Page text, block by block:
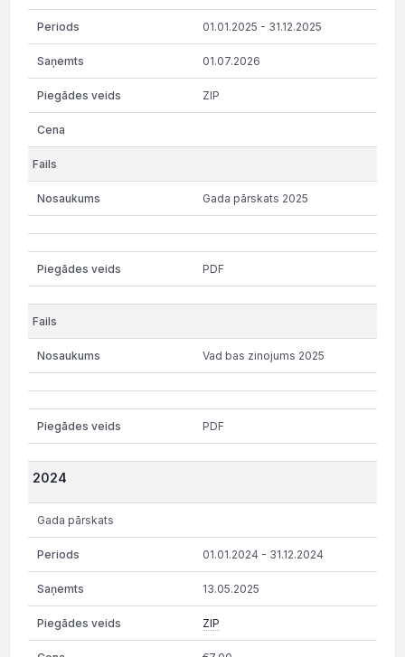
01.01.2025 - 31.12.2025
01.07.2026
ZIP
Gada pārskats 2025
PDF
Vad bas zinojums 2025
PDF
2024
Gada pārskats
01.01.2024 - 31.12.2024
13.05.2025
ZIP